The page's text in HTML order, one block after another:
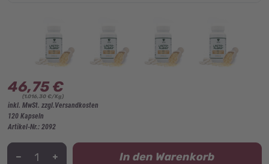
46,75 €
(1.016,30 €/Kg)
inkl. MwSt. zzgl.Versandkosten
120 Kapseln
Artikel-Nr.: 2092
In den Warenkorb